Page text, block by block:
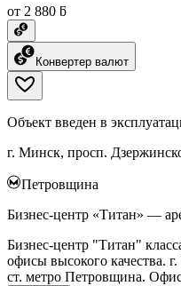
от 2 880 ƃ
Конвертер валют
Объект введен в
г. Минск, просп.
Петровщина
Бизнес-центр «Титан» —
Бизнес-центр "Титан"
офисы высокого качества.
ст. метро Петровщина.